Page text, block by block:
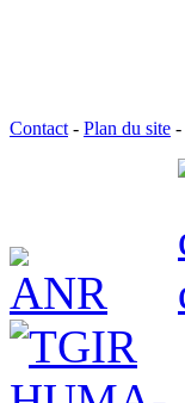
Contact- Plan du site -